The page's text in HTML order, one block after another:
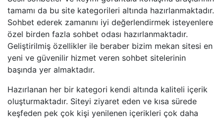
tamamı da bu site kategorileri altında hazırlanmaktadır.
Sohbet ederek zamanını iyi değerlendirmek isteyenlere
özel birden fazla sohbet odası hazırlanmaktadır.
Geliştirilmiş özellikler ile beraber bizim mekan sitesi en
yeni ve güvenilir hizmet veren sohbet sitelerinin
başında yer almaktadır.
Hazırlanan her bir kategori kendi altında kaliteli içerik
oluşturmaktadır. Siteyi ziyaret eden ve kısa sürede
keşfeden pek çok kişi yenilenen içerikleri çok daha